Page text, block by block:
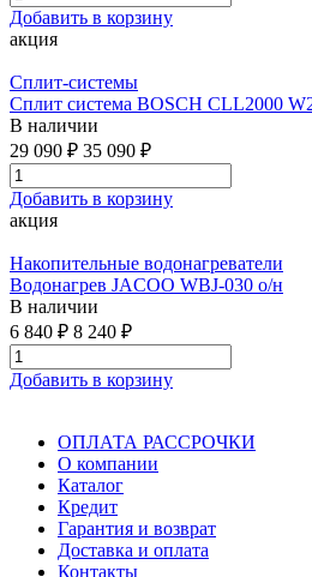
Добавить в корзину
акция
Сплит-системы
Сплит система BOSCH CLL2000
В наличии
29 090 ₽ 35 090 ₽
Добавить в корзину
акция
Накопительные водонагреватели
Водонагрев JACOO WBJ-030 о/н
В наличии
6 840 ₽ 8 240 ₽
Добавить в корзину
ОПЛАТА РАССРОЧКИ
О компании
Каталог
Кредит
Гарантия и возврат
Доставка и оплата
Контакты